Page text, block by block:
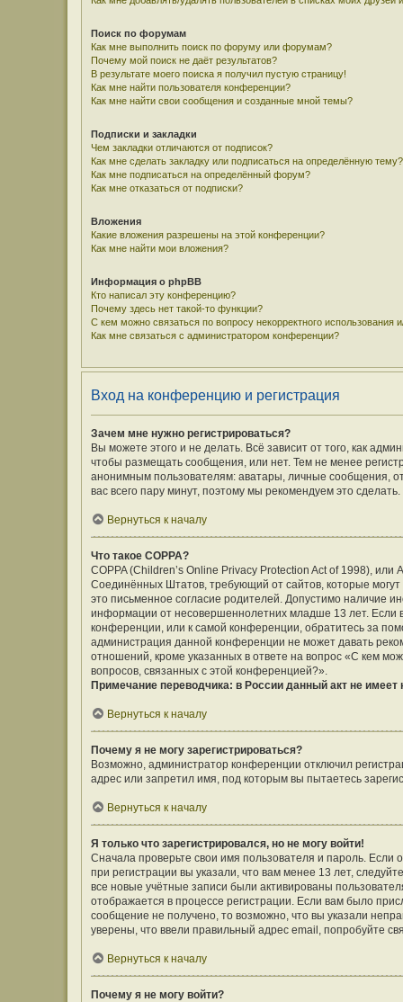
Поиск по форумам
Как мне выполнить поиск по форуму или форумам?
Почему мой поиск не даёт результатов?
В результате моего поиска я получил пустую страницу!
Как мне найти пользователя конференции?
Как мне найти свои сообщения и созданные мной темы?
Подписки и закладки
Чем закладки отличаются от подписок?
Как мне сделать закладку или подписаться на определённую тему?
Как мне подписаться на определённый форум?
Как мне отказаться от подписки?
Вложения
Какие вложения разрешены на этой конференции?
Как мне найти мои вложения?
Информация о phpBB
Кто написал эту конференцию?
Почему здесь нет такой-то функции?
С кем можно связаться по вопросу некорректного
Как мне связаться с администратором конференции?
Вход на конференцию и регистрация
Зачем мне нужно регистрироваться?
Вы можете этого и не делать. Всё зависит от того, как
чтобы размещать сообщения, или нет. Тем не менее
анонимным пользователям: аватары, личные сообщения,
вас всего пару минут, поэтому мы рекомендуем это сделать.
Вернуться к началу
Что такое COPPA?
COPPA (Children’s Online Privacy Protection Act of 1998),
Соединённых Штатов, требующий от сайтов, которые
это письменное согласие родителей. Допустимо наличие
информации от несовершеннолетних младше 13 лет. Если
конференции, или к самой конференции, обратитесь за
администрация данной конференции не может давать
отношений, кроме указанных в ответе на вопрос «С кем
вопросов, связанных с этой конференцией?».
Примечание переводчика: в России данный акт не
Вернуться к началу
Почему я не могу зарегистрироваться?
Возможно, администратор конференции отключил
адрес или запретил имя, под которым вы пытаетесь
Вернуться к началу
Я только что зарегистрировался, но не могу войти!
Сначала проверьте свои имя пользователя и пароль.
при регистрации вы указали, что вам менее 13 лет,
все новые учётные записи были активированы
отображается в процессе регистрации. Если вам было
сообщение не получено, то возможно, что вы указали
уверены, что ввели правильный адрес email, попробуйте
Вернуться к началу
Почему я не могу войти?